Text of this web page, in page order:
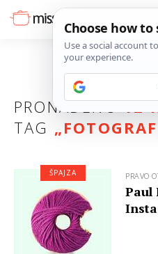
PRONAĐENO12
TAG „
PRAVO
Paul
ŠPAJZA